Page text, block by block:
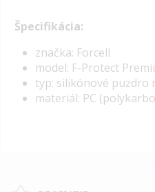
Špecifikácia:
značka: Forcell
model: F-Protect
typ: silikónové puzdro
materiál: PC